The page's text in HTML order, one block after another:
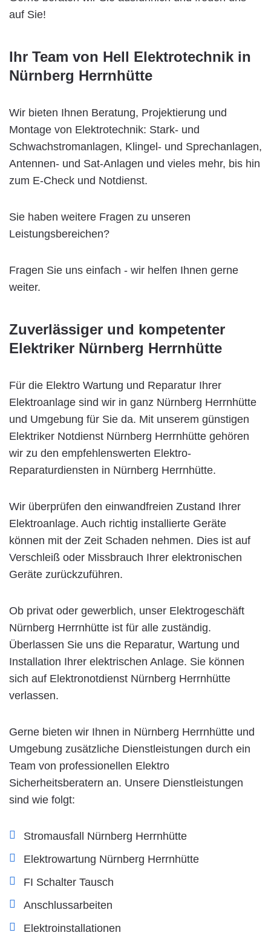
auf Sie!
Ihr Team von Hell Elektrotechnik in
Nürnberg Herrnhütte
Wir bieten Ihnen Beratung, Projektierung und
Montage von Elektrotechnik: Stark- und
Schwachstromanlagen, Klingel- und Sprechanlagen,
Antennen- und Sat-Anlagen und vieles mehr, bis hin
zum E-Check und Notdienst.
Sie haben weitere Fragen zu unseren
Leistungsbereichen?
Fragen Sie uns einfach - wir helfen Ihnen gerne
weiter.
Zuverlässiger und kompetenter
Elektriker Nürnberg Herrnhütte
Für die Elektro Wartung und Reparatur Ihrer
Elektroanlage sind wir in ganz Nürnberg Herrnhütte
und Umgebung für Sie da. Mit unserem günstigen
Elektriker Notdienst Nürnberg Herrnhütte gehören
wir zu den empfehlenswerten Elektro-
Reparaturdiensten in Nürnberg Herrnhütte.
Wir überprüfen den einwandfreien Zustand Ihrer
Elektroanlage. Auch richtig installierte Geräte
können mit der Zeit Schaden nehmen. Dies ist auf
Verschleiß oder Missbrauch Ihrer elektronischen
Geräte zurückzuführen.
Ob privat oder gewerblich, unser Elektrogeschäft
Nürnberg Herrnhütte ist für alle zuständig.
Überlassen Sie uns die Reparatur, Wartung und
Installation Ihrer elektrischen Anlage. Sie können
sich auf Elektronotdienst Nürnberg Herrnhütte
verlassen.
Gerne bieten wir Ihnen in Nürnberg Herrnhütte und
Umgebung zusätzliche Dienstleistungen durch ein
Team von professionellen Elektro
Sicherheitsberatern an. Unsere Dienstleistungen
sind wie folgt:
Stromausfall Nürnberg Herrnhütte
Elektrowartung Nürnberg Herrnhütte
FI Schalter Tausch
Anschlussarbeiten
Elektroinstallationen